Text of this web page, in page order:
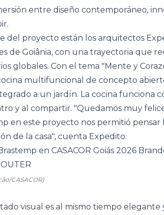
entre diseño contemporáneo,
del proyecto están los arquitectos
de Goiânia, con una trayectoria que
globales. Con el tema "Mente y
multifuncional de concepto
a un jardín. La cocina funciona
y al compartir. "Quedamos muy
en este proyecto nos permitió pensar
de la casa", cuenta Expedito.
CASACOR)
visual es al mismo tiempo elegante